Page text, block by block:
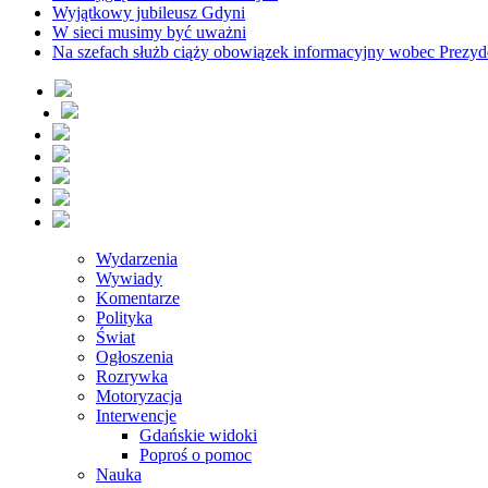
Wyjątkowy jubileusz Gdyni
W sieci musimy być uważni
Na szefach służb ciąży obowiązek informacyjny wobec
Wydarzenia
Wywiady
Komentarze
Polityka
Świat
Ogłoszenia
Rozrywka
Motoryzacja
Interwencje
Gdańskie widoki
Poproś o pomoc
Nauka